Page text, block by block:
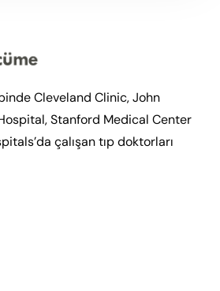
Cleveland Clinic, John
Stanford Medical Center
çalışan tıp doktorları